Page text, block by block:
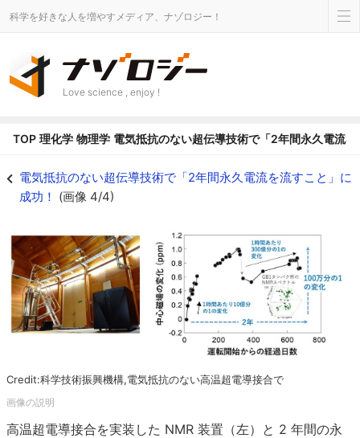
科学を好きな人を増やすメディア、ナゾロジー！
Love science , enjoy !
TOP 理化学 物理学 電気抵抗のない超伝導技術で「2年間永久電流
電気抵抗のない超伝導技術で「2年間永久電流を流すこと」に
成功！ (画像 4/4)
Credit:科学技術振興機構,電気抵抗のない高温超電導接合で
高温超電導接合を実装した NMR 装置（左）と 2 年間の永